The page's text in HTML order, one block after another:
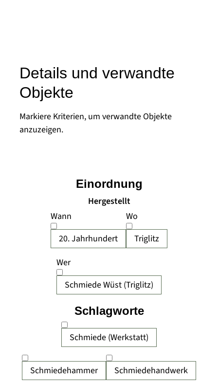
Details und verwandte
Objekte
Markiere Kriterien, um verwandte Objekte
anzuzeigen.
Hergestellt
Wann
20. Jahrhundert
Wo
Triglitz
Wer
Schmiede Wüst (Triglitz)
Schmiede (Werkstatt)
Schmiedehammer Schmiedehandwerk
Einordnung
Schlagworte